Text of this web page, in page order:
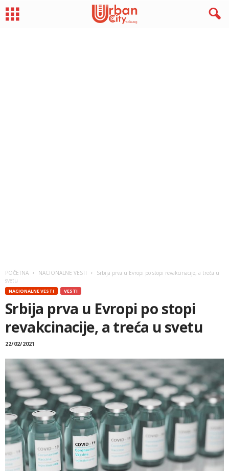
POČETNA NACIONALNE VESTI
Srbija prva u Evropi po stopi revakcinacije, a treća u
svetu
NACIONALNE VESTI VESTI
Srbija prva u Evropi po stopi
revakcinacije, a treća u svetu
22/02/2021